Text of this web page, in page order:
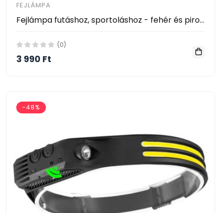
FEJLÁMPA
Fejlámpa futáshoz, sportoláshoz - fehér és piros fény
(0)
3 990 Ft
-48%